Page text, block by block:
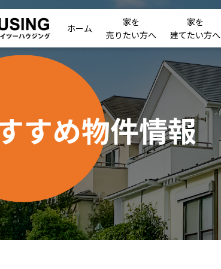
ホーム
家を
売りたい方へ
家を
建てたい方へ
すめ物件情報